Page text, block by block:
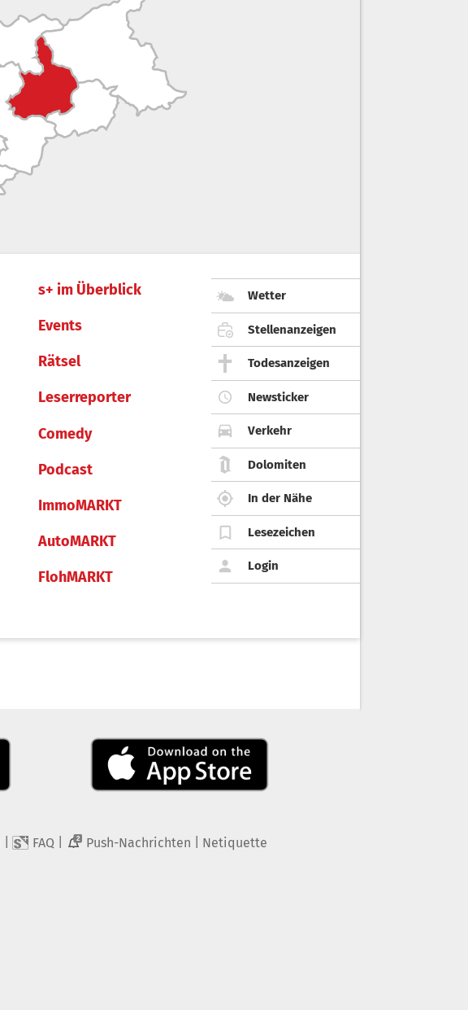
s+ im Überblick
Events
Rätsel
Leserreporter
Comedy
Podcast
ImmoMARKT
AutoMARKT
FlohMARKT
Wetter
Stellenanzeigen
Todesanzeigen
Newsticker
Verkehr
Dolomiten
In der Nähe
Lesezeichen
Login
FAQ 2 Push-Nachrichten Netiquette